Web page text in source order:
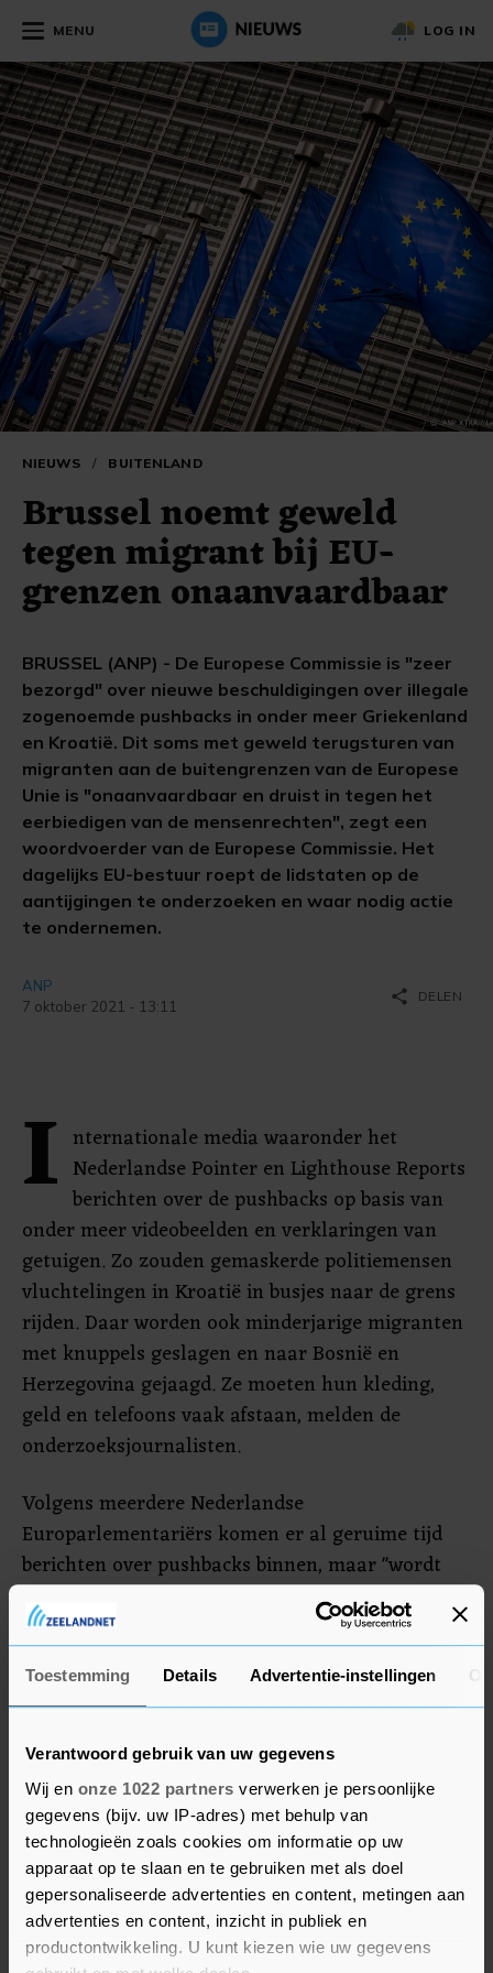
Toestemming Details Advertentie-instellingen
Verantwoord gebruik van uw gegevens
Wij en onze 1022 partners verwerken je persoonlijke
gegevens (bijv. uw IP-adres) met behulp van
technologieën zoals cookies om informatie op uw
apparaat op te slaan en te gebruiken met als doel
gepersonaliseerde advertenties en content, metingen aan
advertenties en content, inzicht in publiek en
productontwikkeling. U kunt kiezen wie uw gegevens
MENU LOG IN
NIEUWS / BUITENLAND
Brussel noemt geweld
tegen migrant bij EU-
grenzen onaanvaardbaar
BRUSSEL (ANP) - De Europese Commissie is "zeer
bezorgd" over nieuwe beschuldigingen over illegale
zogenoemde pushbacks in onder meer Griekenland
en Kroatië. Dit soms met geweld terugsturen van
migranten aan de buitengrenzen van de Europese
Unie is "onaanvaardbaar en druist in tegen het
eerbiedigen van de mensenrechten", zegt een
woordvoerder van de Europese Commissie. Het
dagelijks EU-bestuur roept de lidstaten op de
aantijgingen te onderzoeken en waar nodig actie
te ondernemen.
ANP
7 oktober 2021 - 13:11
share DELEN
I nternationale media waaronder het
Nederlandse Pointer en Lighthouse Reports
berichten over de pushbacks op basis van
onder meer videobeelden en verklaringen van
getuigen. Zo zouden gemaskerde politiemensen
vluchtelingen in Kroatië in busjes naar de grens
rijden. Daar worden ook minderjarige migranten
met knuppels geslagen en naar Bosnië en
Herzegovina gejaagd. Ze moeten hun kleding,
geld en telefoons vaak afstaan, melden de
onderzoeksjournalisten.
Volgens meerdere Nederlandse
Europarlementariërs komen er al geruime tijd
berichten over pushbacks binnen, maar "wordt
het nog steeds ontkend", aldus Tineke Strik
(GroenLinks). Eerder kwam ook de Europese
grens- en kustwacht Frontex, die assisteert aan
de buitengrenzen, in opspraak omdat de
Europese kustwachters niet zouden hebben
ingegrepen bij pushbacks op de Middellandse Zee.